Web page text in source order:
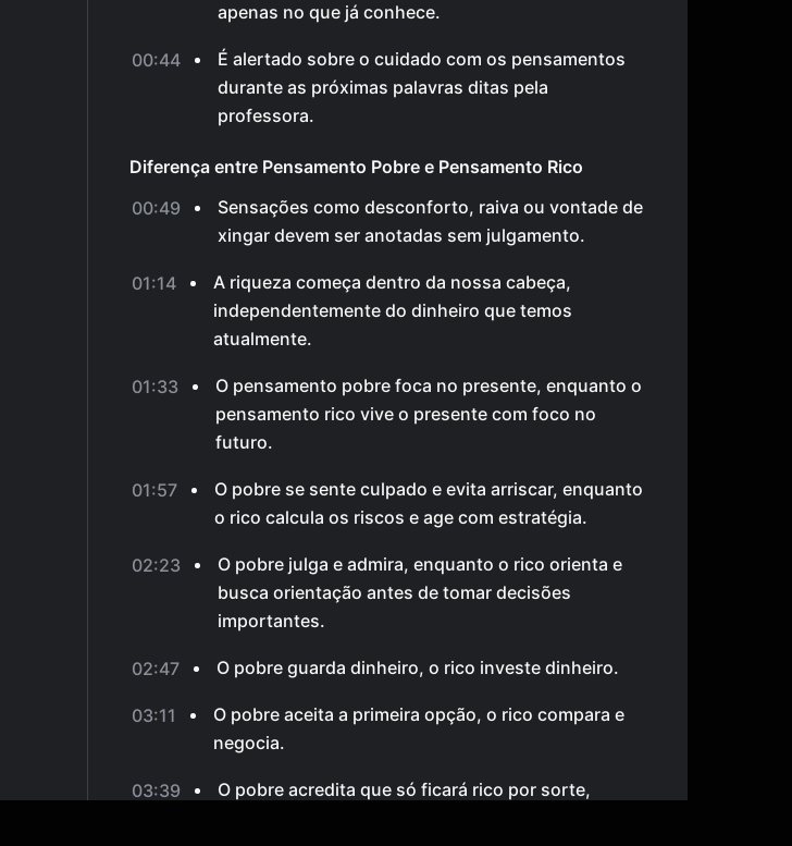
apenas no que já conhece.
00:44
É alertado sobre o cuidado com os pensamentos
durante as próximas palavras ditas pela
professora.
Diferença entre Pensamento Pobre e Pensamento Rico
00:49
Sensações como desconforto, raiva ou vontade de
xingar devem ser anotadas sem julgamento.
01:14
A riqueza começa dentro da nossa cabeça,
independentemente do dinheiro que temos
atualmente.
01:33
O pensamento pobre foca no presente, enquanto o
pensamento rico vive o presente com foco no
futuro.
01:57
O pobre se sente culpado e evita arriscar, enquanto
o rico calcula os riscos e age com estratégia.
02:23
O pobre julga e admira, enquanto o rico orienta e
busca orientação antes de tomar decisões
importantes.
02:47 O pobre guarda dinheiro, o rico investe dinheiro.
03:11
O pobre aceita a primeira opção, o rico compara e
negocia.
03:39
O pobre acredita que só ficará rico por sorte,